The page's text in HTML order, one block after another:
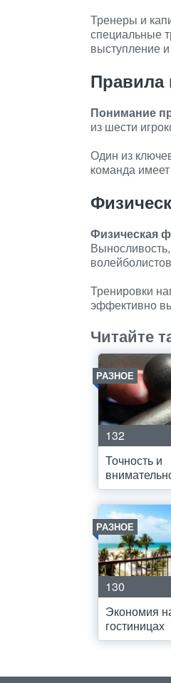
Тренеры и
специальные
выступление
Правила
Понимание
из шести
Один из
команда
Физическая
Тренировки
эффективно
Читайте
РАЗНОЕ
132
Точность и
РАЗНОЕ
130
Экономия
гостиницах